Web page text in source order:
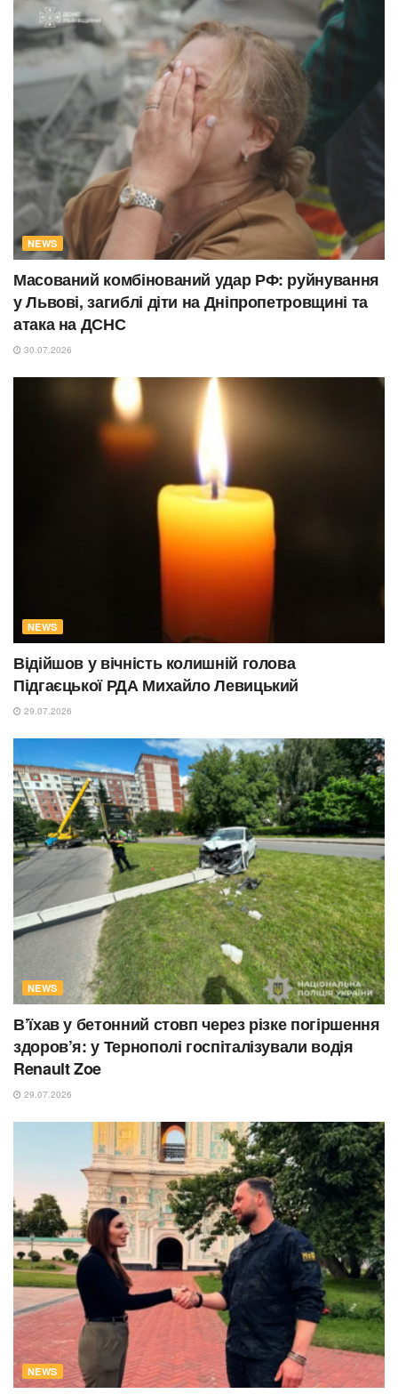
NEWS
Масований комбінований удар РФ: руйнування
у Львові, загиблі діти на Дніпропетровщині та
атака на ДСНС
30.07.2026
NEWS
Відійшов у вічність колишній голова
Підгаєцької РДА Михайло Левицький
29.07.2026
NEWS
В’їхав у бетонний стовп через різке погіршення
здоров’я: у Тернополі госпіталізували водія
Renault Zoe
29.07.2026
NEWS